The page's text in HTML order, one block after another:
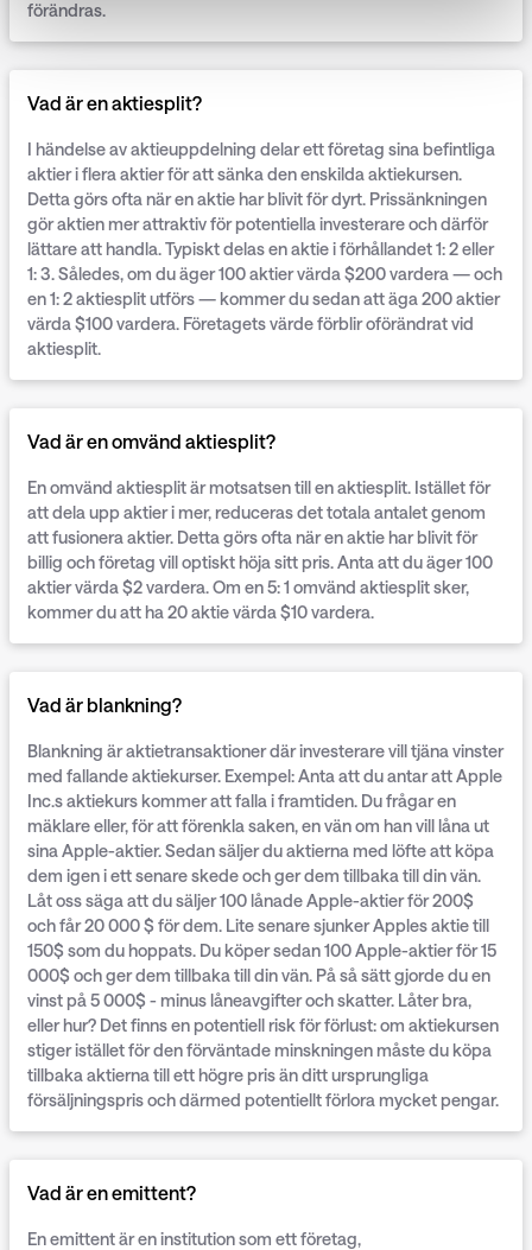
förändras.
Vad är en aktiesplit?
I händelse av aktieuppdelning delar ett företag sina befintliga
aktier i flera aktier för att sänka den enskilda aktiekursen.
Detta görs ofta när en aktie har blivit för dyrt. Prissänkningen
gör aktien mer attraktiv för potentiella investerare och därför
lättare att handla. Typiskt delas en aktie i förhållandet 1: 2 eller
1: 3. Således, om du äger 100 aktier värda $200 vardera — och
en 1: 2 aktiesplit utförs — kommer du sedan att äga 200 aktier
värda $100 vardera. Företagets värde förblir oförändrat vid
aktiesplit.
Vad är en omvänd aktiesplit?
En omvänd aktiesplit är motsatsen till en aktiesplit. Istället för
att dela upp aktier i mer, reduceras det totala antalet genom
att fusionera aktier. Detta görs ofta när en aktie har blivit för
billig och företag vill optiskt höja sitt pris. Anta att du äger 100
aktier värda $2 vardera. Om en 5: 1 omvänd aktiesplit sker,
kommer du att ha 20 aktie värda $10 vardera.
Vad är blankning?
Blankning är aktietransaktioner där investerare vill tjäna vinster
med fallande aktiekurser. Exempel: Anta att du antar att Apple
Inc.s aktiekurs kommer att falla i framtiden. Du frågar en
mäklare eller, för att förenkla saken, en vän om han vill låna ut
sina Apple-aktier. Sedan säljer du aktierna med löfte att köpa
dem igen i ett senare skede och ger dem tillbaka till din vän.
Låt oss säga att du säljer 100 lånade Apple-aktier för 200$
och får 20 000 $ för dem. Lite senare sjunker Apples aktie till
150$ som du hoppats. Du köper sedan 100 Apple-aktier för 15
000$ och ger dem tillbaka till din vän. På så sätt gjorde du en
vinst på 5 000$ - minus låneavgifter och skatter. Låter bra,
eller hur? Det finns en potentiell risk för förlust: om aktiekursen
stiger istället för den förväntade minskningen måste du köpa
tillbaka aktierna till ett högre pris än ditt ursprungliga
försäljningspris och därmed potentiellt förlora mycket pengar.
Vad är en emittent?
En emittent är en institution som ett företag,